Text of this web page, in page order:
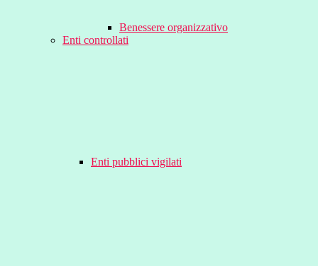
Benessere organizzativo
Enti controllati
Enti pubblici vigilati